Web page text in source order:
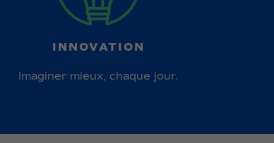
INNOVATION
Imaginer mieux, chaque jour.